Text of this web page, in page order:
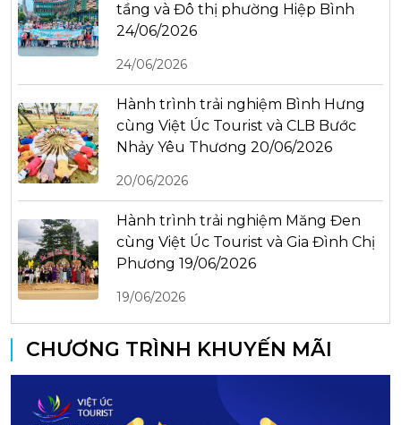
tầng và Đô thị phường Hiệp Bình
24/06/2026
24/06/2026
Hành trình trải nghiệm Bình Hưng
cùng Việt Úc Tourist và CLB Bước
Nhảy Yêu Thương 20/06/2026
20/06/2026
Hành trình trải nghiệm Măng Đen
cùng Việt Úc Tourist và Gia Đình Chị
Phương 19/06/2026
19/06/2026
CHƯƠNG TRÌNH KHUYẾN MÃI